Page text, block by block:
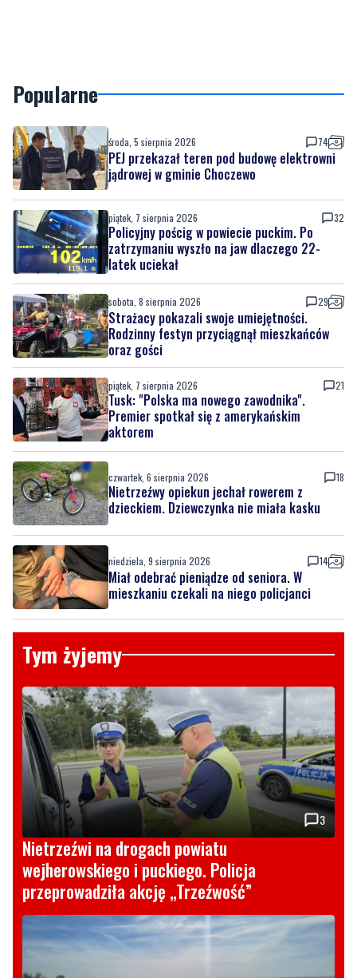
Popularne
środa, 5 sierpnia 2026 74
PEJ przekazał teren pod budowę elektrowni
jądrowej w gminie Choczewo
piątek, 7 sierpnia 2026 32
Policyjny pościg w powiecie puckim. Po
zatrzymaniu wyszło na jaw dlaczego 22-
latek uciekał
sobota, 8 sierpnia 2026 29
Strażacy pokazali swoje umiejętności.
Rodzinny festyn przyciągnął mieszkańców
oraz gości
piątek, 7 sierpnia 2026 21
Tusk: "Polska ma nowego zawodnika".
Premier spotkał się z amerykańskim
aktorem
czwartek, 6 sierpnia 2026 18
Nietrzeźwy opiekun jechał rowerem z
dzieckiem. Dziewczynka nie miała kasku
niedziela, 9 sierpnia 2026 14
Miał odebrać pieniądze od seniora. W
mieszkaniu czekali na niego policjanci
Tym żyjemy
3
Nietrzeźwi na drogach powiatu
wejherowskiego i puckiego. Policja
przeprowadziła akcję „Trzeźwość”